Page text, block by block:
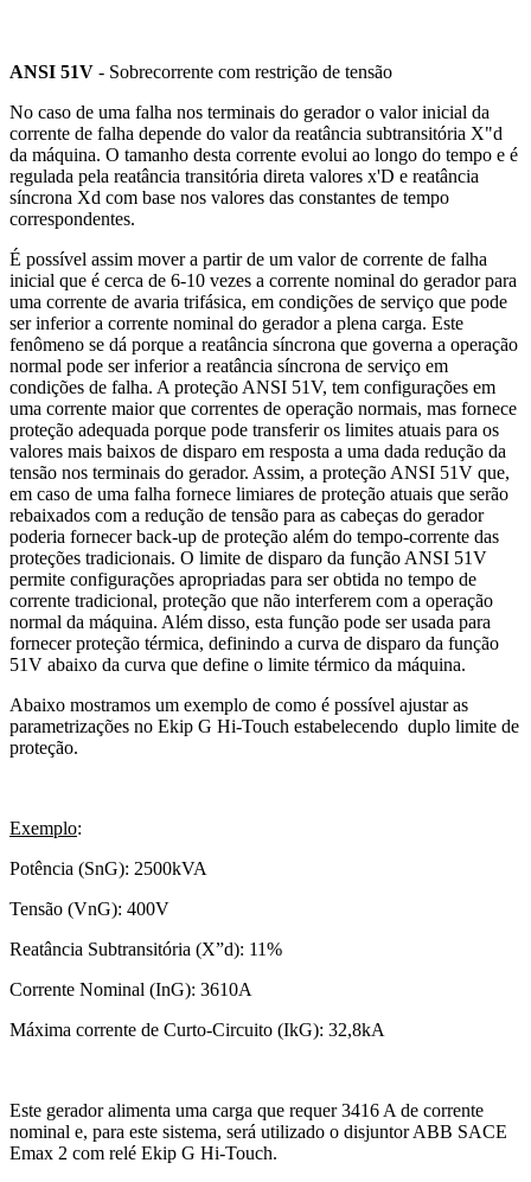
ANSI 51V - Sobrecorrente com restrição de tensão
No caso de uma falha nos terminais do gerador o valor inicial da
corrente de falha depende do valor da reatância subtransitória X"d
da máquina. O tamanho desta corrente evolui ao longo do tempo e é
regulada pela reatância transitória direta valores x'D e reatância
síncrona Xd com base nos valores das constantes de tempo
correspondentes.
É possível assim mover a partir de um valor de corrente de falha
inicial que é cerca de 6-10 vezes a corrente nominal do gerador para
uma corrente de avaria trifásica, em condições de serviço que pode
ser inferior a corrente nominal do gerador a plena carga. Este
fenômeno se dá porque a reatância síncrona que governa a operação
normal pode ser inferior a reatância síncrona de serviço em
condições de falha. A proteção ANSI 51V, tem configurações em
uma corrente maior que correntes de operação normais, mas fornece
proteção adequada porque pode transferir os limites atuais para os
valores mais baixos de disparo em resposta a uma dada redução da
tensão nos terminais do gerador. Assim, a proteção ANSI 51V que,
em caso de uma falha fornece limiares de proteção atuais que serão
rebaixados com a redução de tensão para as cabeças do gerador
poderia fornecer back-up de proteção além do tempo-corrente das
proteções tradicionais. O limite de disparo da função ANSI 51V
permite configurações apropriadas para ser obtida no tempo de
corrente tradicional, proteção que não interferem com a operação
normal da máquina. Além disso, esta função pode ser usada para
fornecer proteção térmica, definindo a curva de disparo da função
51V abaixo da curva que define o limite térmico da máquina.
Abaixo mostramos um exemplo de como é possível ajustar as
parametrizações no Ekip G Hi-Touch estabelecendo duplo limite de
proteção.
Exemplo:
Potência (SnG): 2500kVA
Tensão (VnG): 400V
Reatância Subtransitória (X”d): 11%
Corrente Nominal (InG): 3610A
Máxima corrente de Curto-Circuito (IkG): 32,8kA
Este gerador alimenta uma carga que requer 3416 A de corrente
nominal e, para este sistema, será utilizado o disjuntor ABB SACE
Emax 2 com relé Ekip G Hi-Touch.